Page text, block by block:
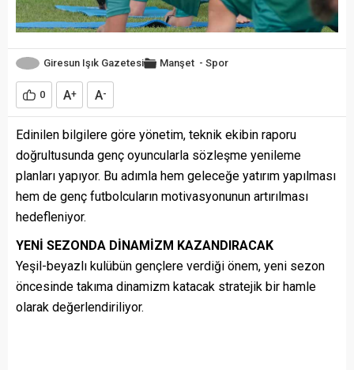
Giresun Işık Gazetesi Manşet - Spor
0 A+ A-
Edinilen bilgilere göre yönetim, teknik ekibin raporu
doğrultusunda genç oyuncularla sözleşme yenileme
planları yapıyor. Bu adımla hem geleceğe yatırım yapılması
hem de genç futbolcuların motivasyonunun artırılması
hedefleniyor.
YENİ SEZONDA DİNAMİZM KAZANDIRACAK
Yeşil-beyazlı kulübün gençlere verdiği önem, yeni sezon
öncesinde takıma dinamizm katacak stratejik bir hamle
olarak değerlendiriliyor.